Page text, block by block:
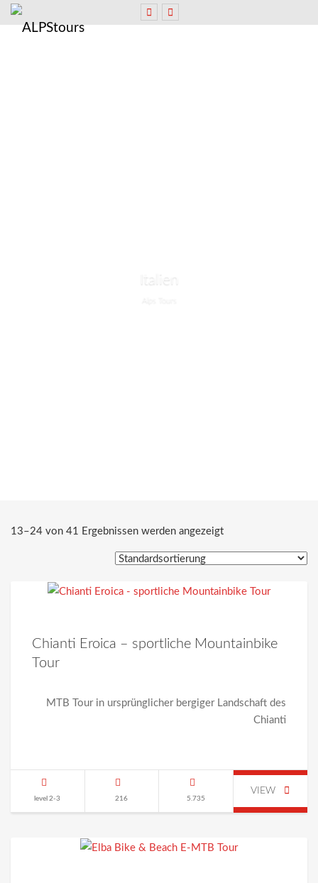
13–24 von 41 Ergebnissen werden angezeigt
Chianti Eroica – sportliche Mountainbike
Tour
MTB Tour in ursprünglicher bergiger Landschaft des
Chianti
level 2-3 216 5.735
VIEW